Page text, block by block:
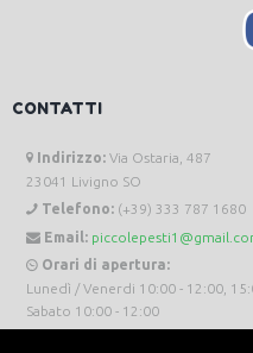
CONTATTI
Indirizzo: Via Ostaria, 487
23041 Livigno SO
Telefono: (+39) 333 787 1680
Email:
Orari di apertura:
Lunedì / Venerdi 10:00 - 12:00,
Sabato 10:00 - 12:00